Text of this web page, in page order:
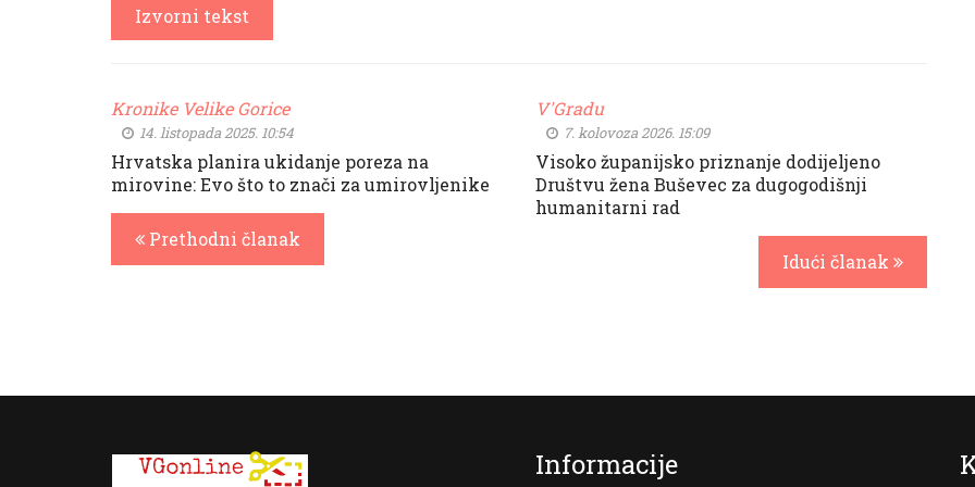
Izvorni tekst
Kronike Velike Gorice
14. listopada 2025. 10:54
Hrvatska planira ukidanje poreza na
mirovine: Evo što to znači za umirovljenike
Prethodni članak
V'Gradu
7. kolovoza 2026. 15:09
Visoko županijsko priznanje dodijeljeno
Društvu žena Buševec za dugogodišnji
humanitarni rad
Idući članak
Informacije